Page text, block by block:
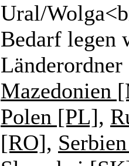
Ural/
Bedarf legen
Länderordner
Mazedonien
Polen [PL],
[RO],